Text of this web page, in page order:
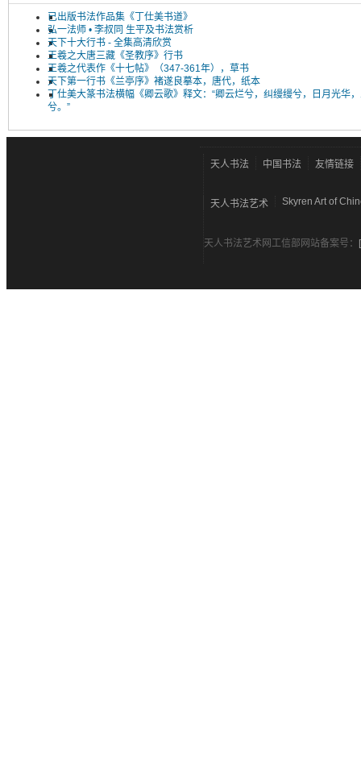
已出版书法作品集《丁仕美书道》
弘一法师 • 李叔同 生平及书法赏析
天下十大行书 - 全集高清欣赏
王羲之大唐三藏《圣教序》行书
王羲之代表作《十七帖》（347-361年），草书
天下第一行书《兰亭序》褚遂良摹本，唐代，纸本
丁仕美大篆书法横幅《卿云歌》释文：“卿云烂兮，纠缦缦兮，日月光华
兮。”
天人书法 中国书法 友情链接
天人书法艺术 Skyren Art of
天人书法艺术网工信部网站备案号：